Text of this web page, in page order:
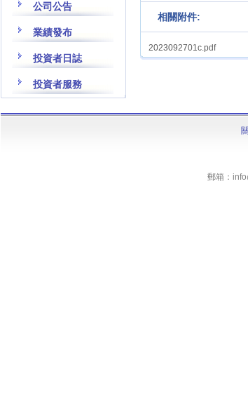
公司公告
業績發布
投資者日誌
投資者服務
相關附件:
2023092701c.pdf
郵箱：